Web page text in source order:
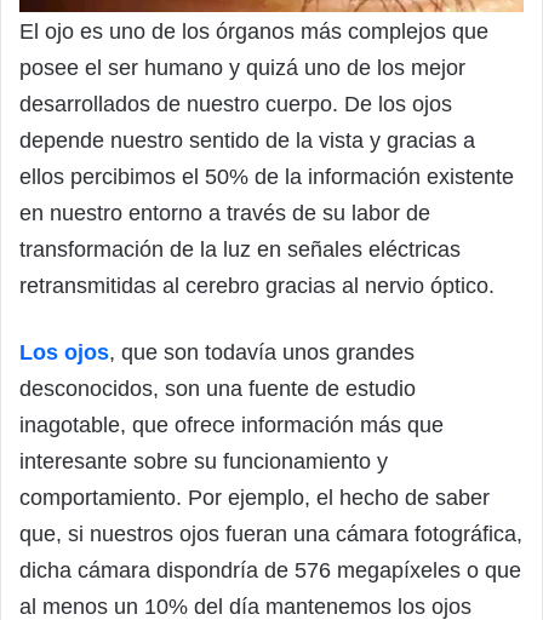
El ojo es uno de los órganos más complejos que
posee el ser humano y quizá uno de los mejor
desarrollados de nuestro cuerpo. De los ojos
depende nuestro sentido de la vista y gracias a
ellos percibimos el 50% de la información existente
en nuestro entorno a través de su labor de
transformación de la luz en señales eléctricas
retransmitidas al cerebro gracias al nervio óptico.
Los ojos, que son todavía unos grandes
desconocidos, son una fuente de estudio
inagotable, que ofrece información más que
interesante sobre su funcionamiento y
comportamiento. Por ejemplo, el hecho de saber
que, si nuestros ojos fueran una cámara fotográfica,
dicha cámara dispondría de 576 megapíxeles o que
al menos un 10% del día mantenemos los ojos